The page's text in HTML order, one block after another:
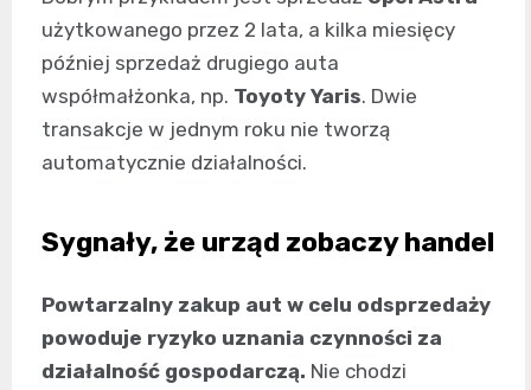
użytkowanego przez 2 lata, a kilka miesięcy
później sprzedaż drugiego auta
współmałżonka, np. Toyoty Yaris. Dwie
transakcje w jednym roku nie tworzą
automatycznie działalności.
Sygnały, że urząd zobaczy handel
Powtarzalny zakup aut w celu odsprzedaży
powoduje ryzyko uznania czynności za
działalność gospodarczą. Nie chodzi